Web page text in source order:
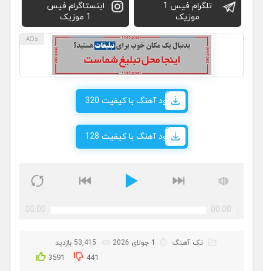
تلگرام فیس 1
موزیک
اینستاگرام فیس
1 موزیک
دانلود آهنگ با کیفیت 320
دانلود آهنگ با کیفیت 128
00:00
00:00
تک آهنگ 1 جولای 2026 53,415 بازدید
3591 441